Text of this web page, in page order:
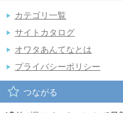
カテゴリ一覧
サイトカタログ
オワタあんてなとは
プライバシーポリシー
つながる